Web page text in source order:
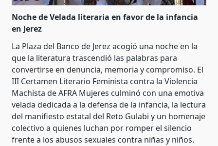
Noche de Velada literaria en favor de la infancia
en Jerez
La Plaza del Banco de Jerez acogió una noche en la
que la literatura trascendió las palabras para
convertirse en denuncia, memoria y compromiso. El
III Certamen Literario Feminista contra la Violencia
Machista de AFRA Mujeres culminó con una emotiva
velada dedicada a la defensa de la infancia, la lectura
del manifiesto estatal del Reto Gulabi y un homenaje
colectivo a quienes luchan por romper el silencio
frente a los abusos sexuales contra niñas y niños.